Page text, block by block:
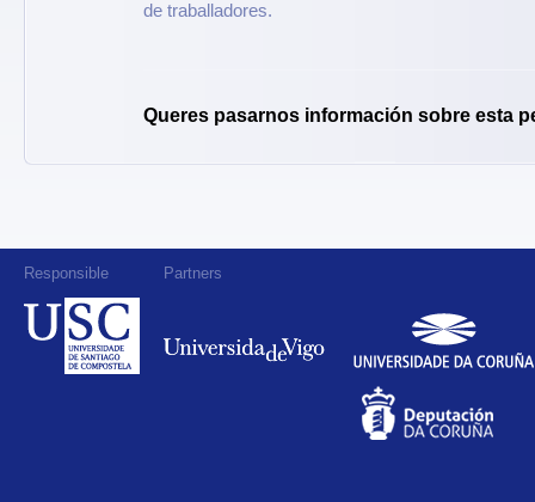
de traballadores.
Queres pasarnos información sobre esta
Responsible Partners